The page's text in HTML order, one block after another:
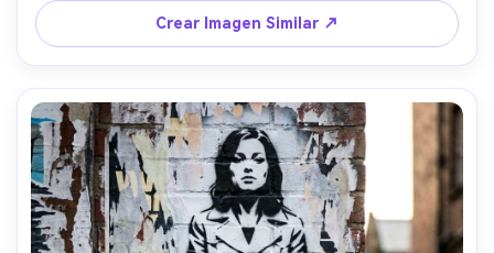
oscuro, composición vertical fuerte con teléfono en primer
plano, lente de 85 mm, poca profundidad de campo,
iluminación suave cinematográfica --ar 4:5
Crear Imagen Similar ↗